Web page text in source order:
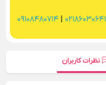
02186030641
09108480714
نظرات کاربران